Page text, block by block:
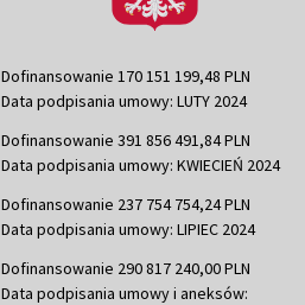
Dofinansowanie 170 151 199,48 PLN
Data podpisania umowy: LUTY 2024
Dofinansowanie 391 856 491,84 PLN
Data podpisania umowy: KWIECIEŃ 2024
Dofinansowanie 237 754 754,24 PLN
Data podpisania umowy: LIPIEC 2024
Dofinansowanie 290 817 240,00 PLN
Data podpisania umowy i aneksów: